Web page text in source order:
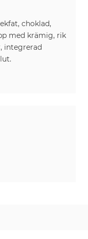
choklad,
med krämig, rik
integrerad